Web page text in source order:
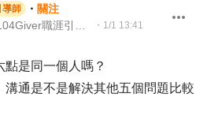
導師 ・ 關注
・ 1/1 13:41
是同一個人嗎？
通是不是解決其他五個問題比較